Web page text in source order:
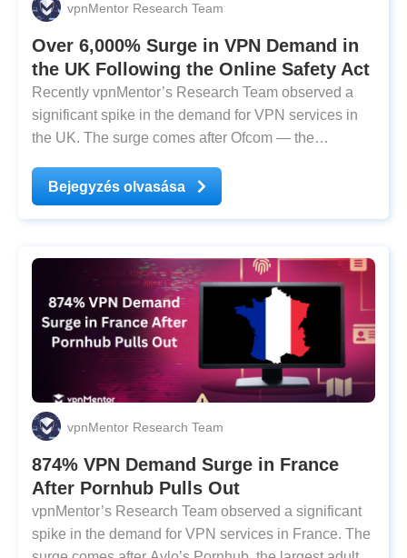
vpnMentor Research Team
Over 6,000% Surge in VPN Demand in
the UK Following the Online Safety Act
Recently vpnMentor’s Research Team observed a
significant spike in the demand for VPN services in
the UK. The surge comes after Ofcom — the
the Online Safety Act as a measure to keep children
away from adult content. What’s Important to Know:
Bejegyzés olvasása
vpnMentor Research Team
874% VPN Demand Surge in France
After Pornhub Pulls Out
vpnMentor’s Research Team observed a significant
spike in the demand for VPN services in France. The